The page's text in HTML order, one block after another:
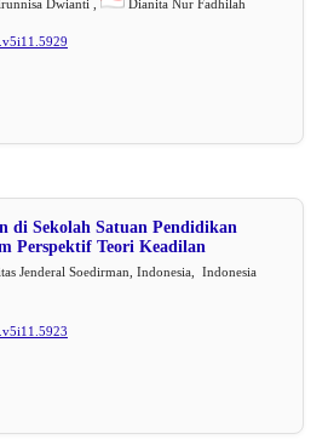
Dwianti , Dianita Nur Fadhilah
di Sekolah Satuan Pendidikan
Perspektif Teori Keadilan
Jenderal Soedirman, Indonesia, Indonesia